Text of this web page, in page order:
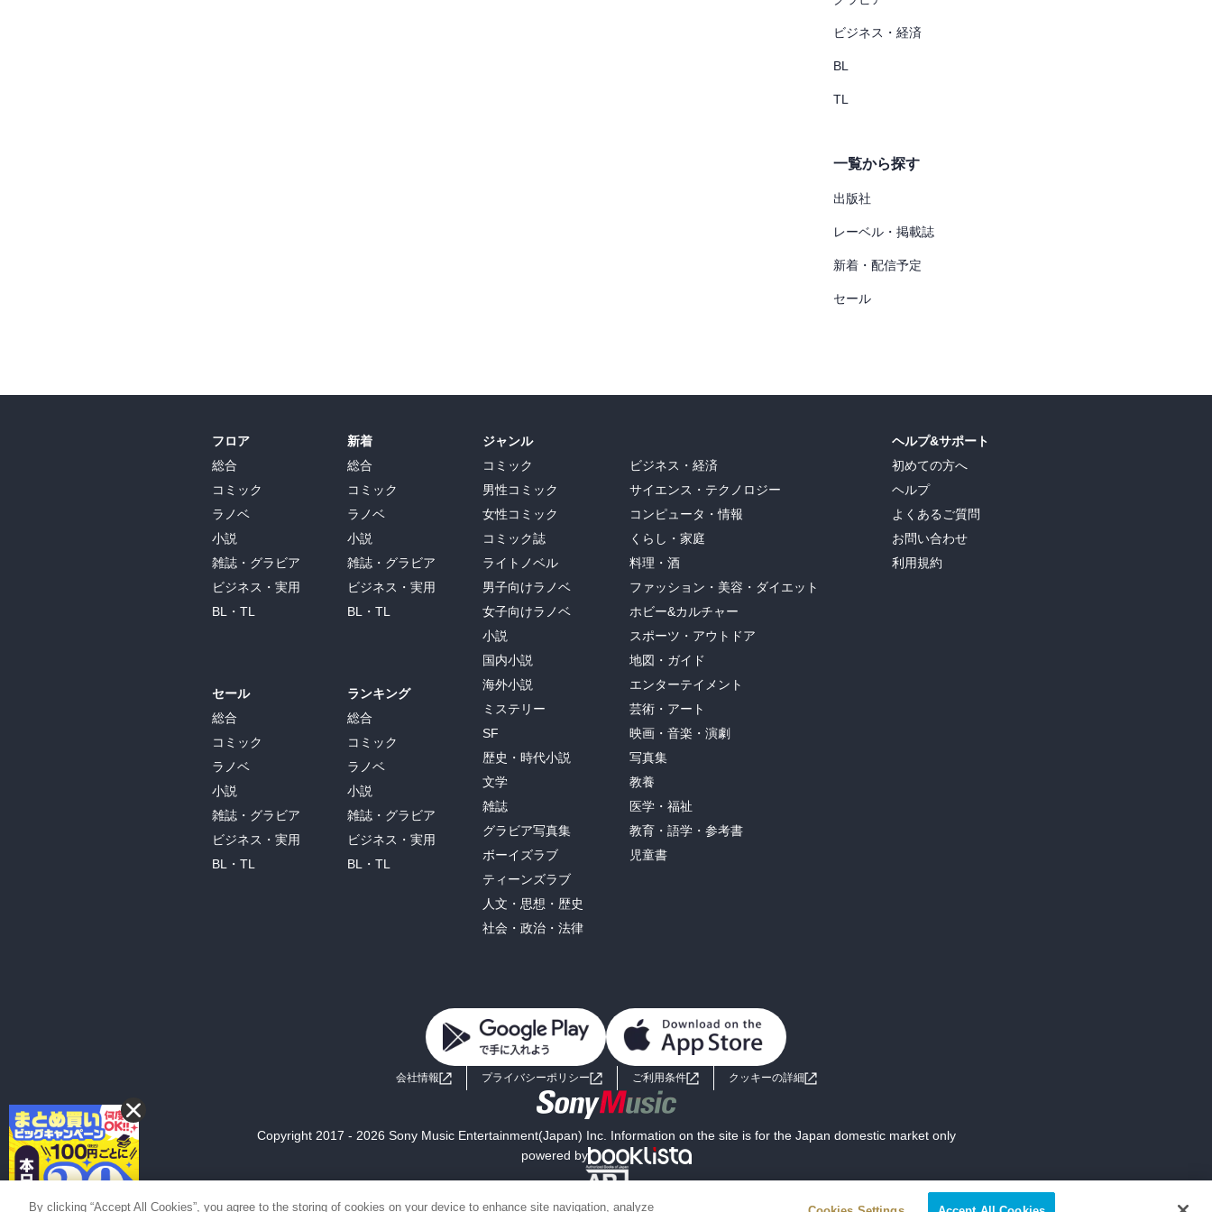
ビジネス・経済
BL
TL
一覧から探す
出版社
レーベル・掲載誌
新着・配信予定
セール
フロア
総合
コミック
ラノベ
小説
雑誌・グラビア
ビジネス・実用
BL・TL
セール
総合
コミック
ラノベ
小説
雑誌・グラビア
ビジネス・実用
BL・TL
新着
総合
コミック
ラノベ
小説
雑誌・グラビア
ビジネス・実用
BL・TL
ランキング
総合
コミック
ラノベ
小説
雑誌・グラビア
ビジネス・実用
BL・TL
ジャンル
コミック
男性コミック
女性コミック
コミック誌
ライトノベル
男子向けラノベ
女子向けラノベ
小説
国内小説
海外小説
ミステリー
SF
歴史・時代小説
文学
雑誌
グラビア写真集
ボーイズラブ
ティーンズラブ
人文・思想・歴史
社会・政治・法律
ビジネス・経済
サイエンス・テクノロジー
コンピュータ・情報
くらし・家庭
料理・酒
ファッション・美容・ダイエット
ホビー&カルチャー
スポーツ・アウトドア
地図・ガイド
エンターテイメント
芸術・アート
映画・音楽・演劇
写真集
教養
医学・福祉
教育・語学・参考書
児童書
ヘルプ&サポート
初めての方へ
ヘルプ
よくあるご質問
お問い合わせ
利用規約
会社情報 プライバシーポリシー ご利用条件 クッキーの詳細
Copyright 2017 - 2026 Sony Music Entertainment(Japan) Inc. Information on the site is for the Japan domestic market only
powered by
By clicking “Accept All Cookies”, you agree to the storing of cookies on your device to enhance site navigation, analyze